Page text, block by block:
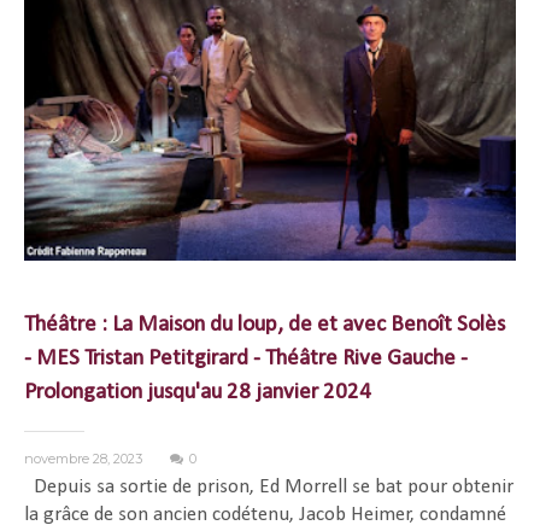
Théâtre : La Maison du loup, de et avec Benoît Solès
- MES Tristan Petitgirard - Théâtre Rive Gauche -
Prolongation jusqu'au 28 janvier 2024
novembre 28, 2023 0
Depuis sa sortie de prison, Ed Morrell se bat pour obtenir
la grâce de son ancien codétenu, Jacob Heimer, condamné